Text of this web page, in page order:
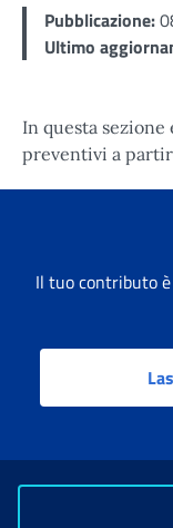
Pubblicazione:
Ultimo
In questa
preventivi a
Il tuo contributo